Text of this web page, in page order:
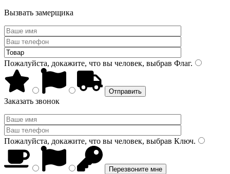
Вызвать замерщика
Пожалуйста, докажите, что вы человек, выбрав Флаг.
Заказать звонок
Пожалуйста, докажите, что вы человек, выбрав Ключ.